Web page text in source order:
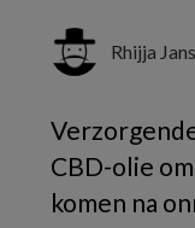
Rhijja
CBD-olie
komen na